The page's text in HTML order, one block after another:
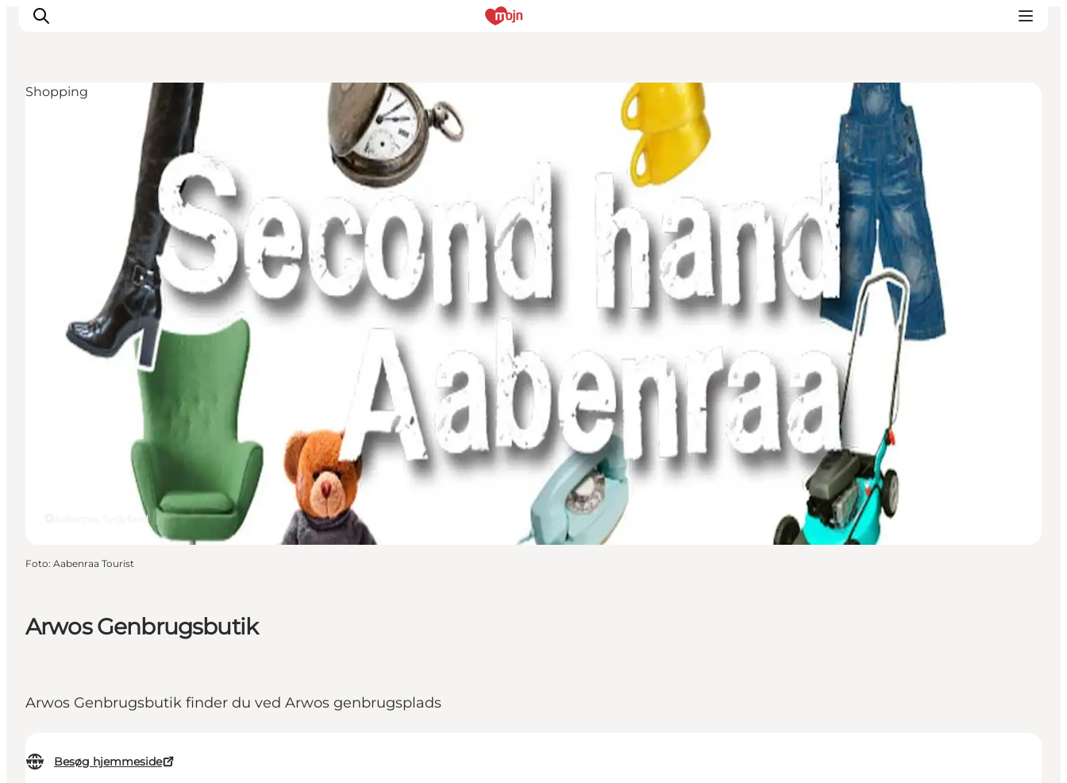
Overnatning
Planlæg din ferie
Arwos Genbrugsbutik
Arwos Genbrugsbutik finder du ved Arwos genbrugsplads
Besøg hjemmeside
Aabenraa, Sydjylland
Shopping
Foto: Aabenraa Tourist